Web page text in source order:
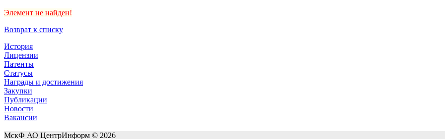
Элемент не найден!
Возврат к списку
История
Лицензии
Патенты
Статусы
Награды и достижения
Закупки
Публикации
Новости
Вакансии
МскФ АО ЦентрИнформ © 2026